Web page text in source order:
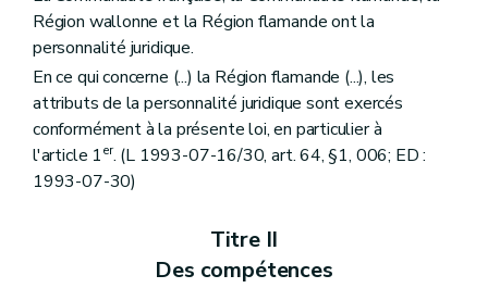
Art. 52
Art. 53
Section 3 De la publication et de l'entrée en vigueur des décrets
Art. 54
Art. 55
Art. 56
Art. 57
Art. 58
Chapitre III
Section première
Art. 62
Région wallonne et la Région flamande ont la
personnalité juridique.
En ce qui concerne (...) la Région flamande (...), les
attributs de la personnalité juridique sont exercés
conformément à la présente loi, en particulier à
l'article 1er. (L 1993-07-16/30, art. 64, §1, 006; ED :
1993-07-30)
Titre II
Des compétences